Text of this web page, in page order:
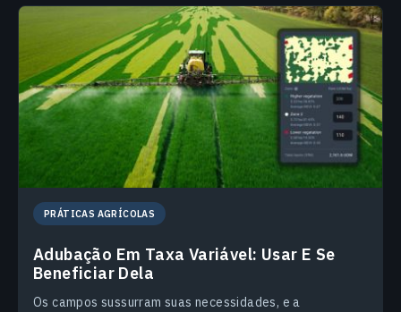
PRÁTICAS AGRÍCOLAS
Adubação Em Taxa Variável: Usar E Se
Beneficiar Dela
Os campos sussurram suas necessidades, e a